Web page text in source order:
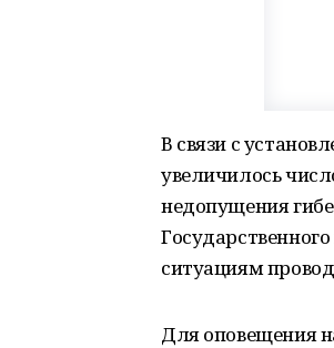
В связи с
увеличилось
недопущения
ситуациям
Для оповещения